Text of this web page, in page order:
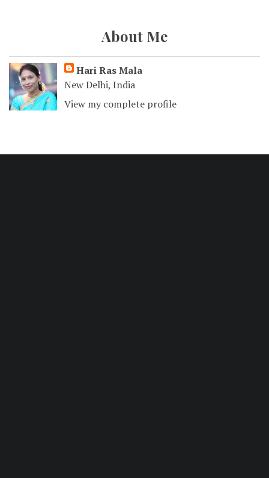
About Me
Hari Ras Mala
New Delhi, India
View my complete profile